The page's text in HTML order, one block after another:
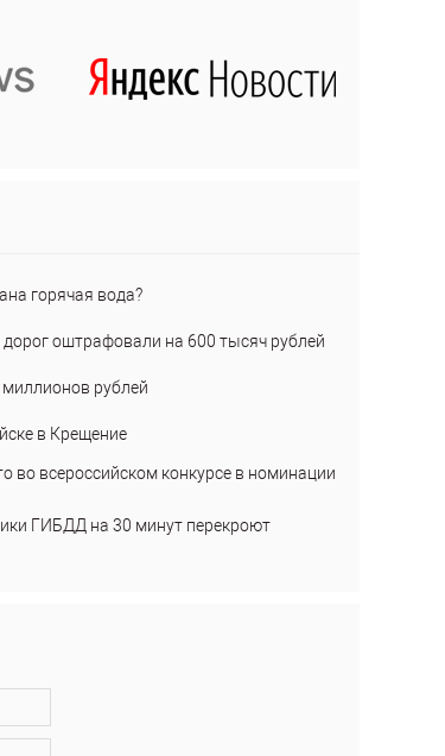
горячая вода?
дорог оштрафовали на 600 тысяч рублей
рублей
в Крещение
во всероссийском конкурсе в номинации
ГИБДД на 30 минут перекроют